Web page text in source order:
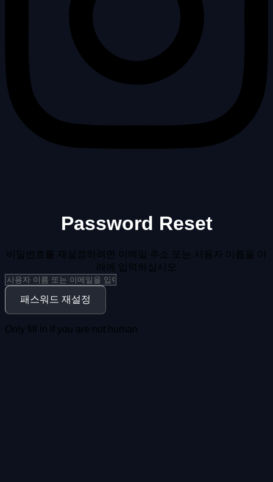
Password Reset
비밀번호를 재설정하려면 이메일 주소 또는 사용자 이름을 아
래에 입력하십시오
Only fill in if you are not human